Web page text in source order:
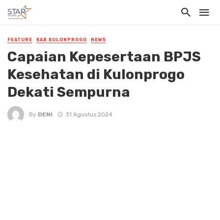
FEATURE KAB KULONPROGO NEWS
Capaian Kepesertaan BPJS
Kesehatan di Kulonprogo
Dekati Sempurna
By DENI 31 Agustus 2024